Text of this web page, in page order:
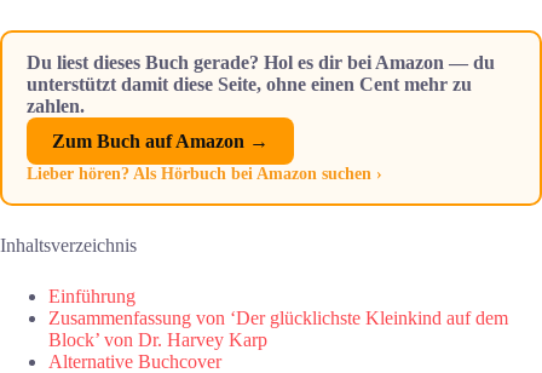
Du liest dieses Buch gerade? Hol es dir bei Amazon — du
unterstützt damit diese Seite, ohne einen Cent mehr zu
zahlen.
Zum Buch auf Amazon →
Lieber hören? Als Hörbuch bei Amazon suchen ›
Inhaltsverzeichnis
Einführung
Zusammenfassung von ‘Der glücklichste Kleinkind auf dem
Block’ von Dr. Harvey Karp
Alternative Buchcover